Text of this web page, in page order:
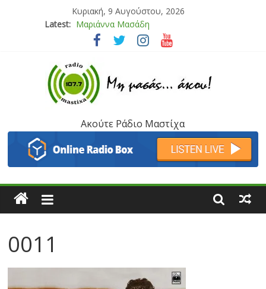
Κυριακή, 9 Αυγούστου, 2026
Latest: Μαριάννα Μασάδη
Τάνια Μπρεάζου
Ιορδάνης Αγαπητός
Ακούτε Ράδιο Μαστίχα
0011